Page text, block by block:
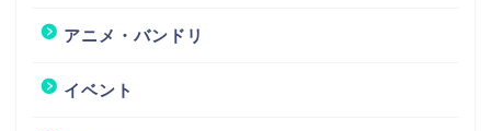
アニメ・バンドリ
イベント